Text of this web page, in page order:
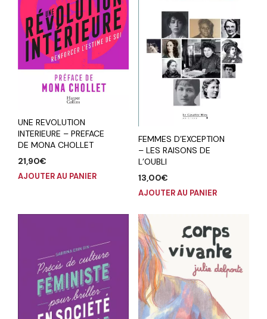
UNE REVOLUTION
INTERIEURE – PREFACE
DE MONA CHOLLET
21,90€
AJOUTER AU PANIER
FEMMES D’EXCEPTION
– LES RAISONS DE
L’OUBLI
13,00€
AJOUTER AU PANIER